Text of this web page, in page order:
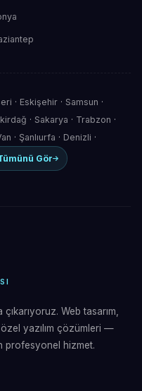
· Eskişehir· Samsun ·
· Sakarya · Trabzon ·
· Şanlıurfa · Denizli ·
Gör
Web tasarım,
yazılım çözümleri —
profesyonel hizmet.